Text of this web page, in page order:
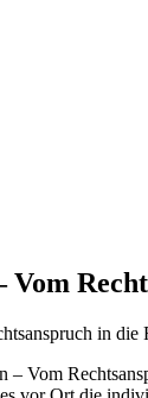
Vom